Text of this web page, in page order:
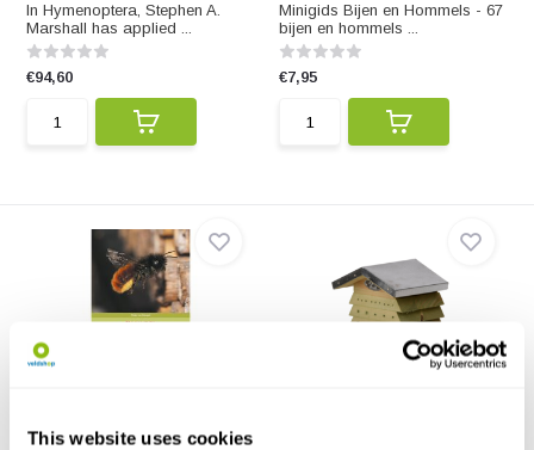
This website uses cookies
In Hymenoptera, Stephen A.
Marshall has applied ...
€94,60
Minigids Bijen en Hommels - 67
bijen en hommels ...
€7,95
soorten wilde bijen b...